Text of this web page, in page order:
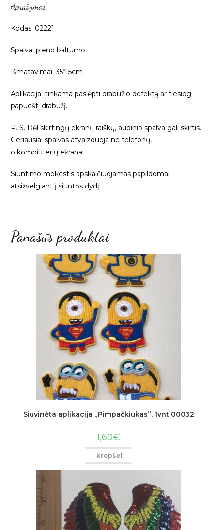
02221
Aprašymas
Kodas: 02221
Spalva: pieno baltumo
Išmatavimai: 35*15cm
Aplikacija tinkama paslėpti drabužio defektą ar tiesiog
papuošti drabužį.
P. S. Dėl skirtingų ekranų raiškų, audinio spalva gali skirtis.
Geriausiai spalvas atvaizduoja ne telefonų,
okompiuterių ekranai.
Siuntimo mokestis apskaičiuojamas papildomai
atsižvelgiant į siuntos dydį.
Panašūs produktai
Siuvinėta aplikacija „Pimpačkiukas”, 1vnt 00032
1,60€
Į krepšelį